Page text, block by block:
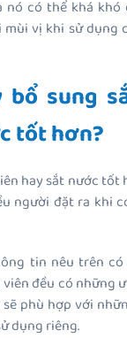
nó có thể khá khó
mùi vị khi sử dụng
bổ sung
tốt hơn?
hay sắt nước tốt
người đặt ra khi
tin nêu trên
viên đều có những
phù hợp với
dụng riêng.